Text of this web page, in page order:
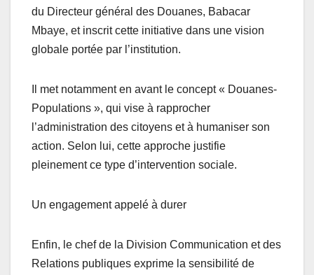
du Directeur général des Douanes, Babacar
Mbaye, et inscrit cette initiative dans une vision
globale portée par l’institution.
Il met notamment en avant le concept « Douanes-
Populations », qui vise à rapprocher
l’administration des citoyens et à humaniser son
action. Selon lui, cette approche justifie
pleinement ce type d’intervention sociale.
Un engagement appelé à durer
Enfin, le chef de la Division Communication et des
Relations publiques exprime la sensibilité de